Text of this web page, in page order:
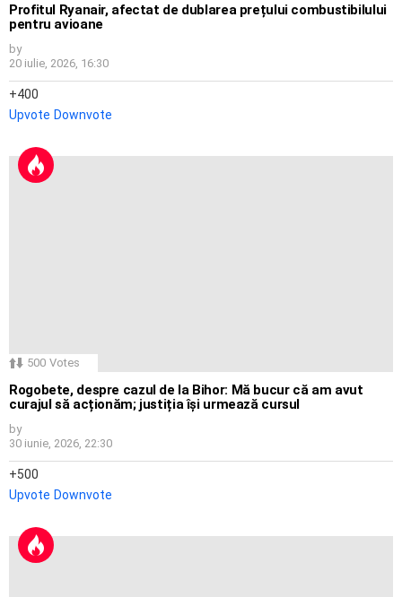
Profitul Ryanair, afectat de dublarea prețului combustibilului
pentru avioane
by
20 iulie, 2026, 16:30
400
Upvote Downvote
500 Votes
Rogobete, despre cazul de la Bihor: Mă bucur că am avut
curajul să acționăm; justiția își urmează cursul
by
30 iunie, 2026, 22:30
500
Upvote Downvote